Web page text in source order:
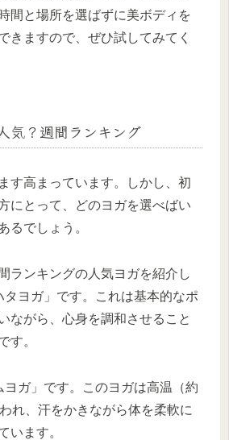
間と場所を選ばずに美ボディを
きますので、ぜひ試してみてく
気？週間ランキング
す高まっています。しかし、初
にとって、どのヨガを選べばい
るでしょう。
ランキングの人気ヨガを紹介し
タヨガ」です。これは基本的なポ
ながら、心身を調和させること
す。
ガ」です。このヨガは高温（約
れ、汗をかきながら体を柔軟に
います。